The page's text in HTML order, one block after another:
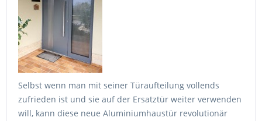
Selbst wenn man mit seiner Türaufteilung vollends
zufrieden ist und sie auf der Ersatztür weiter verwenden
will, kann diese neue Aluminiumhaustür revolutionär